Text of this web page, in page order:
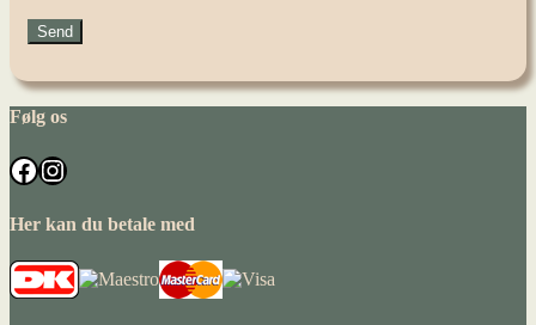
Følg os
Facebook
Instagram
Her kan du betale med